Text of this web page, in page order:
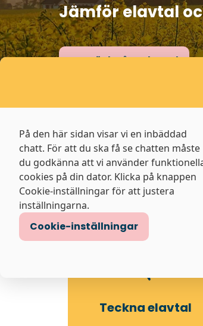
Jämför elavtal
Upptäck våra elavtal
Privat El
Teckna elavtal
På den här sidan visar vi en inbäddad
chatt. För att du ska få se chatten måste
du godkänna att vi använder
cookies på din dator. Klicka på knappen
Cookie-inställningar för att justera
inställningarna.
Cookie-inställningar